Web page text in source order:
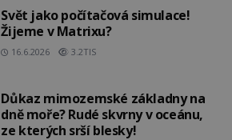
Svět jako počítačová simulace!
Žijeme v Matrixu?
16.6.2026 3.2TIS
Důkaz mimozemské základny na
dně moře? Rudé skvrny v oceánu,
ze kterých srší blesky!